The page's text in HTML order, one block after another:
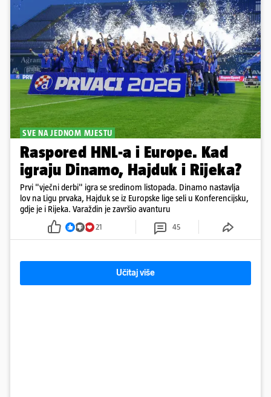
SVE NA JEDNOM MJESTU
Raspored HNL-a i Europe. Kad
igraju Dinamo, Hajduk i Rijeka?
Prvi "vječni derbi" igra se sredinom listopada. Dinamo nastavlja
lov na Ligu prvaka, Hajduk se iz Europske lige seli u Konferencijsku,
gdje je i Rijeka. Varaždin je završio avanturu
21 45
Učitaj više